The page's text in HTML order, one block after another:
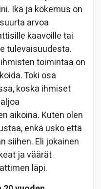
Ikä ja kokemus on
arvoa
kaavoille tai
tulevaisuudesta.
toimintaa on
Toki osa
koska ihmiset
aikoina. Kuten olen
enkä usko että
siihen. Eli jokainen
ja väärät
läpi.